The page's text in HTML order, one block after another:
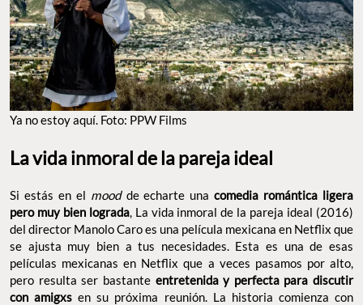
Ya no estoy aquí. Foto: PPW Films
La vida inmoral de la pareja ideal
Si estás en el mood de echarte unacomedia romántica ligera
pero muy bien lograda, La vida inmoral de la pareja ideal (2016)
del director Manolo Caro es una película mexicana en Netflix que
se ajusta muy bien a tus necesidades. Esta es una de esas
películas mexicanas en Netflix que a veces pasamos por alto,
pero resulta ser bastanteentretenida y perfecta para discutir
con amigxs en su próxima reunión. La historia comienza con